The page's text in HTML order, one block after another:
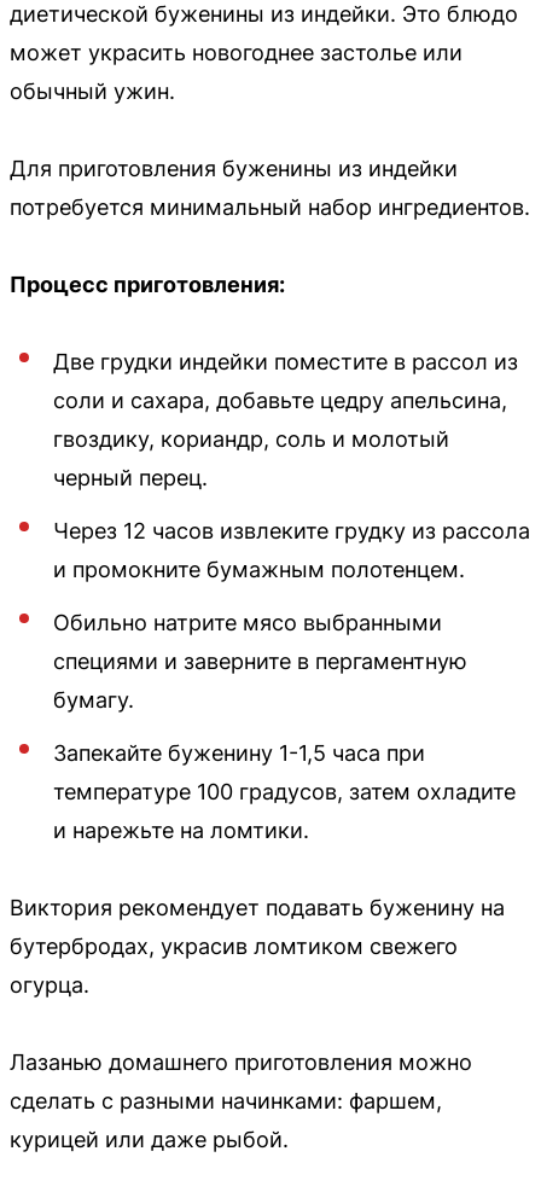
диетической буженины из индейки. Это блюдо
может украсить новогоднее застолье или
обычный ужин.
Для приготовления буженины из индейки
потребуется минимальный набор ингредиентов.
Процесс приготовления:
Две грудки индейки поместите в рассол из
соли и сахара, добавьте цедру апельсина,
гвоздику, кориандр, соль и молотый
черный перец.
Через 12 часов извлеките грудку из рассола
и промокните бумажным полотенцем.
Обильно натрите мясо выбранными
специями и заверните в пергаментную
бумагу.
Запекайте буженину 1-1,5 часа при
температуре 100 градусов, затем охладите
и нарежьте на ломтики.
Виктория рекомендует подавать буженину на
бутербродах, украсив ломтиком свежего
огурца.
Лазанью домашнего приготовления можно
сделать с разными начинками: фаршем,
курицей или даже рыбой.